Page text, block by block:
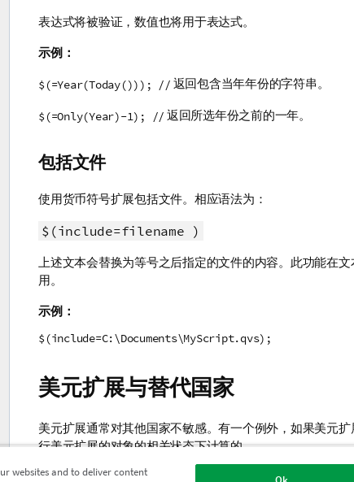
表达式将被验证，数值也将用于表达式。
示例：
$(=Year(Today())); // 返回包含当年年份的字符串。
$(=Only(Year)-1); // 返回所选年份之前的一年。
包括文件
使用货币符号扩展包括文件。相应语法为：
$(include=filename )
上述文本会替换为等号之后指定的文件的内容。此功能在
用。
示例：
$(include=C:\Documents\MyScript.qvs);
美元扩展与替代国家
美元扩展通常对其他国家不敏感。有一个例外，如果美元
行美元扩展的对象的相关状态下计算的。
示例：
websites and to deliver content